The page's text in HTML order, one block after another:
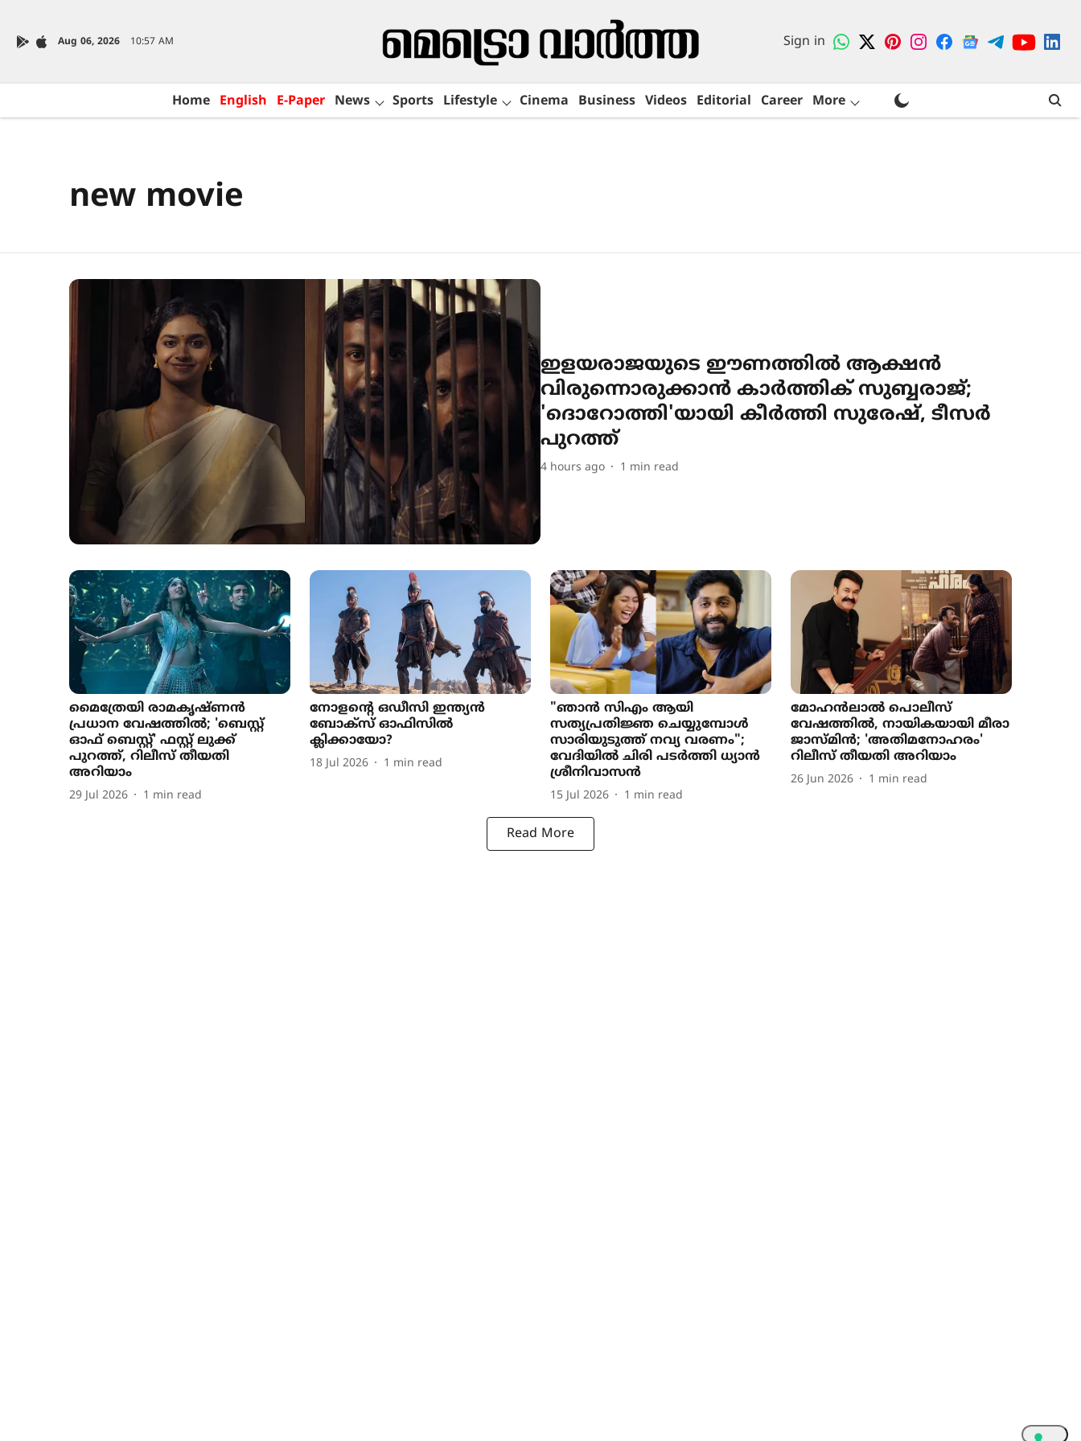
Aug 06, 2026 10:57 AM Sign in
Home English E-Paper News Sports Lifestyle Cinema Business Videos Editorial Career More
new movie
ഇളയരാജയുടെ ഈണത്തിൽ ആക്ഷൻ
വിരുന്നൊരുക്കാൻ കാർത്തിക് സുബ്ബരാജ്;
'ദൊറോത്തി'യായി കീർത്തി സുരേഷ്, ടീസർ
പുറത്ത്
4 hours ago 1 min read
മൈത്രേയി രാമകൃഷ്ണൻ
പ്രധാന വേഷത്തിൽ; 'ബെസ്റ്റ്
ഓഫ് ബെസ്റ്റ്' ഫസ്റ്റ് ലുക്ക്
പുറത്ത്, റിലീസ് തീയതി
അറിയാം
29 Jul 2026 1 min read
നോളന്‍റെ ഒഡീസി ഇന്ത‍്യൻ
ബോക്സ് ഓഫിസിൽ
ക്ലിക്കായോ?
18 Jul 2026 1 min read
"ഞാൻ സിഎം ആയി
സത്യപ്രതിജ്ഞ ചെയ്യുമ്പോൾ
സാരിയുടുത്ത് നവ്യ വരണം";
വേദിയിൽ ചിരി പടർത്തി ധ്യാൻ
ശ്രീനിവാസൻ
15 Jul 2026 1 min read
മോഹൻലാൽ പൊലീസ്
വേഷത്തിൽ, നായികയായി മീരാ
ജാസ്മിൻ; 'അതിമനോഹരം'
റിലീസ് തീയതി അറിയാം
26 Jun 2026 1 min read
Read More